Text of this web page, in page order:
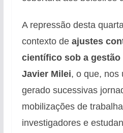
A repressão desta
contexto de ajustes
científico sob a
Javier Milei, o que, nos
gerado sucessivas
mobilizações de
investigadores e